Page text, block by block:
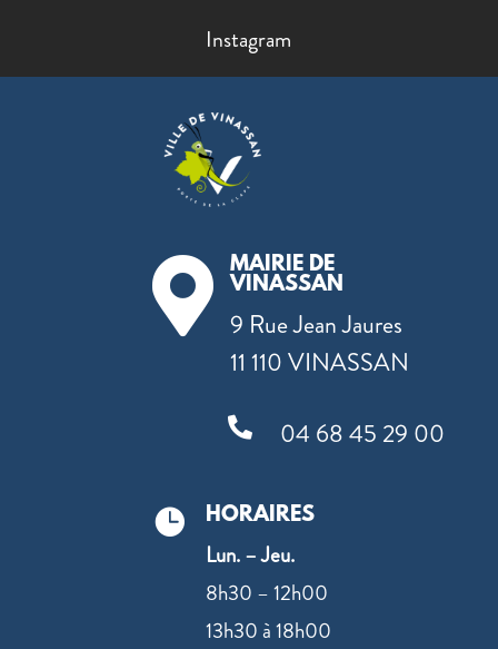
Instagram

MAIRIE DE
VINASSAN
9 Rue Jean Jaures
11 110 VINASSAN
 04 68 45 29 00
 HORAIRES
Lun. – Jeu.
8h30 – 12h00
13h30 à 18h00